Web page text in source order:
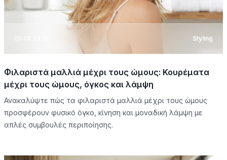
05.08.2026 Styling
Φιλαριστά μαλλιά μέχρι τους ώμους: Κουρέματα
μέχρι τους ώμους, όγκος και λάμψη
Ανακαλύψτε πώς τα φιλαριστά μαλλιά μέχρι τους ώμους
προσφέρουν φυσικό όγκο, κίνηση και μοναδική λάμψη με
απλές συμβουλές περιποίησης.